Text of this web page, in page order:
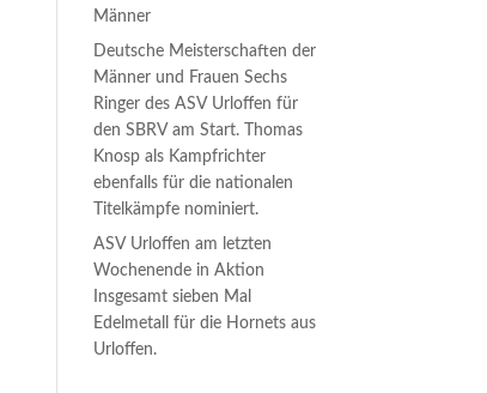
Männer
Deutsche Meisterschaften der
Männer und Frauen Sechs
Ringer des ASV Urloffen für
den SBRV am Start. Thomas
Knosp als Kampfrichter
ebenfalls für die nationalen
Titelkämpfe nominiert.
ASV Urloffen am letzten
Wochenende in Aktion
Insgesamt sieben Mal
Edelmetall für die Hornets aus
Urloffen.